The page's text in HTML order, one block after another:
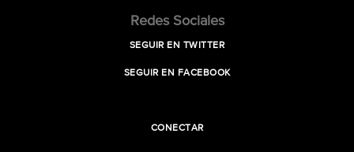
Redes Sociales
SEGUIR EN TWITTER
SEGUIR EN FACEBOOK
CONECTAR